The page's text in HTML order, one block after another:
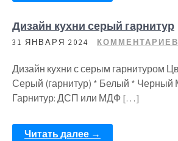
Дизайн кухни серый гарнитур
31 ЯНВАРЯ 2024
Дизайн кухни с серым гарнитуром
Серый (гарнитур) * Белый * Черный
Гарнитур: ДСП или МДФ […]
Читать далее →